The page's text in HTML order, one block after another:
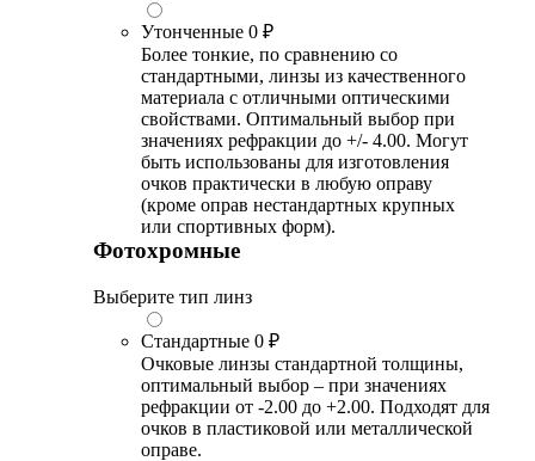
Утонченные 0 ₽
Более тонкие, по сравнению со
стандартными, линзы из качественного
материала с отличными оптическими
свойствами. Оптимальный выбор при
значениях рефракции до +/- 4.00. Могут
быть использованы для изготовления
очков практически в любую оправу
(кроме оправ нестандартных крупных
или спортивных форм).
Фотохромные
Выберите тип линз
Стандартные 0 ₽
Очковые линзы стандартной толщины,
оптимальный выбор – при значениях
рефракции от -2.00 до +2.00. Подходят для
очков в пластиковой или металлической
оправе.